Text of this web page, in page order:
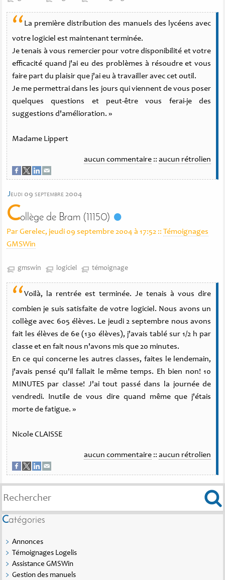
“ La première distribution des manuels des lycéens avec
votre logiciel est maintenant terminée.
Je tenais à vous remercier pour votre disponibilité et votre
efficacité quand j'ai eu des problèmes à résoudre et vous
faire part du plaisir que j'ai eu à travailler avec cet outil.
Je me permettrai dans les jours qui viennent de vous poser
quelques questions et peut-être vous ferai-je des
suggestions d'amélioration. »
Madame Lippert
aucun commentaire :: aucun rétrolien
jeudi 09 septembre 2004
Collège de Bram (11150)
Par Gerelec, jeudi 09 septembre 2004 à 17:52 :: Témoignages
GMSWin
gmswin logiciel témoignage
“Voilà, la rentrée est terminée. Je tenais à vous dire
combien je suis satisfaite de votre logiciel. Nous avons un
collège avec 605 élèves. Le jeudi 2 septembre nous avons
fait les élèves de 6e (130 élèves), j'avais tablé sur 1/2 h par
classe et en fait nous n'avons mis que 20 minutes.
En ce qui concerne les autres classes, faites le lendemain,
j'avais pensé qu'il fallait le même temps. Eh bien non! 10
MINUTES par classe! J'ai tout passé dans la journée de
vendredi. Inutile de vous dire quand même que j'étais
morte de fatigue. »
Nicole CLAISSE
aucun commentaire :: aucun rétrolien
Catégories
Annonces
Témoignages Logelis
Assistance GMSWin
Gestion des manuels